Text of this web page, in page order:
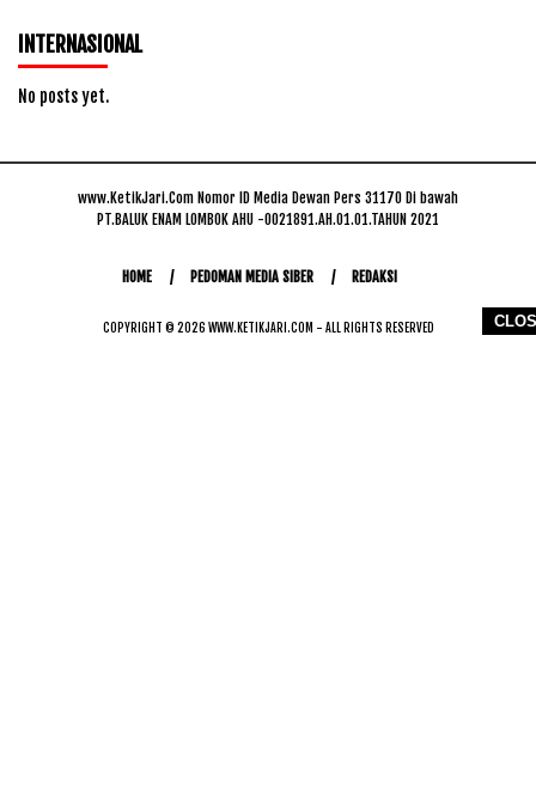
INTERNASIONAL
No posts yet.
www.KetikJari.Com Nomor ID Media Dewan Pers 31170 Di bawah
PT.BALUK ENAM LOMBOK AHU -0021891.AH.01.01.TAHUN 2021
HOME PEDOMAN MEDIA SIBER REDAKSI
COPYRIGHT © 2026 WWW.KETIKJARI.COM - ALL RIGHTS RESERVED